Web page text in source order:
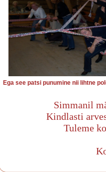
Ega see patsi punumine nii
Simmanil mängib
Kindlasti
Tuleme kohale